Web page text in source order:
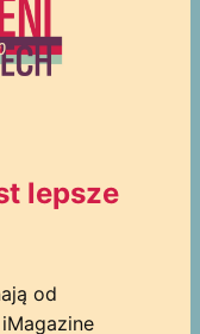
lepsze
od